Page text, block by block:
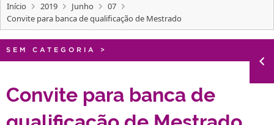
CONCURSOS
INTERNACIONAL
PORTARIAS
Início 2019 Junho
07
Convite para banca de qualificação de Mestrado
SEM CATEGORIA >
Convite para banca de